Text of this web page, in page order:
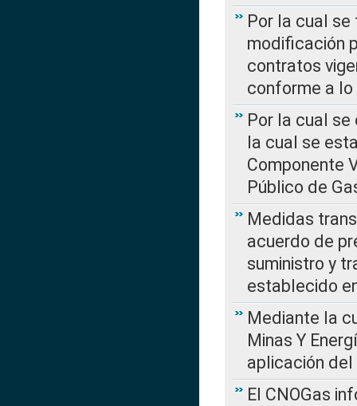
Por la cual
modificación
contratos
conforme a lo
Por la cual se
la cual se
Componente
Público de
Medidas
acuerdo de
suministro y
establecido
Mediante la
Minas Y
aplicación
El CNOGas